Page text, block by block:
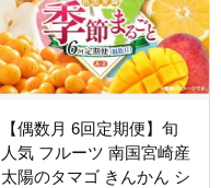
【偶数月 6回定期便】旬
人気 フルーツ 南国宮崎産
太陽のタマゴ きんかん シ